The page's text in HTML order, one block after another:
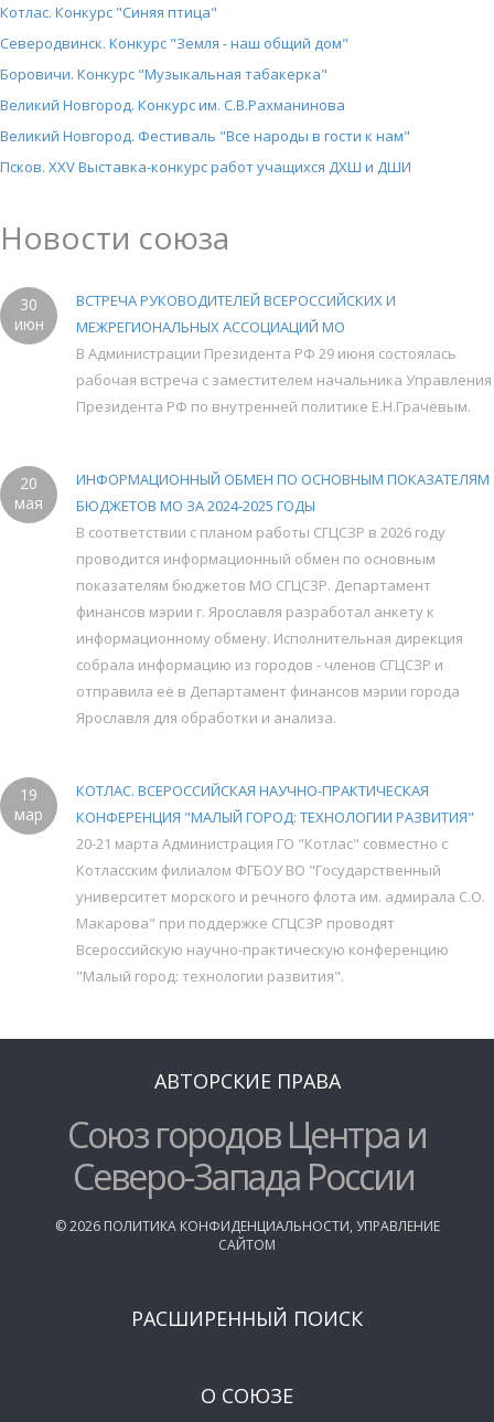
Котлас. Конкурс "Синяя птица"
Северодвинск. Конкурс "Земля - наш общий дом"
Боровичи. Конкурс "Музыкальная табакерка"
Великий Новгород. Конкурс им. С.В.Рахманинова
Великий Новгород. Фестиваль "Все народы в гости к нам"
Псков. XXV Выставка-конкурс работ учащихся ДХШ и ДШИ
Новости союза
30
июн
ВСТРЕЧА РУКОВОДИТЕЛЕЙ ВСЕРОССИЙСКИХ И
МЕЖРЕГИОНАЛЬНЫХ АССОЦИАЦИЙ МО
В Администрации Президента РФ 29 июня состоялась
рабочая встреча с заместителем начальника Управления
Президента РФ по внутренней политике Е.Н.Грачёвым.
20
мая
ИНФОРМАЦИОННЫЙ ОБМЕН ПО ОСНОВНЫМ ПОКАЗАТЕЛЯМ
БЮДЖЕТОВ МО ЗА 2024-2025 ГОДЫ
В соответствии с планом работы СГЦСЗР в 2026 году
проводится информационный обмен по основным
показателям бюджетов МО СГЦСЗР. Департамент
финансов мэрии г. Ярославля разработал анкету к
информационному обмену. Исполнительная дирекция
собрала информацию из городов - членов СГЦСЗР и
отправила её в Департамент финансов мэрии города
Ярославля для обработки и анализа.
19
мар
КОТЛАС. ВСЕРОССИЙСКАЯ НАУЧНО-ПРАКТИЧЕСКАЯ
КОНФЕРЕНЦИЯ "МАЛЫЙ ГОРОД: ТЕХНОЛОГИИ РАЗВИТИЯ"
20-21 марта Администрация ГО "Котлас" совместно с
Котласским филиалом ФГБОУ ВО "Государственный
университет морского и речного флота им. адмирала С.О.
Макарова" при поддержке СГЦСЗР проводят
Всероссийскую научно-практическую конференцию
"Малый город: технологии развития".
АВТОРСКИЕ ПРАВА
Союз городов Центра и
Северо-Запада России
©2026 ПОЛИТИКА КОНФИДЕНЦИАЛЬНОСТИ, УПРАВЛЕНИЕ
САЙТОМ
РАСШИРЕННЫЙ ПОИСК
О СОЮЗЕ